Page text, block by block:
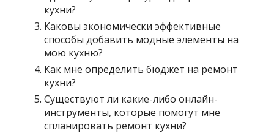
кухни?
Каковы экономически эффективные
способы добавить модные элементы на
мою кухню?
Как мне определить бюджет на ремонт
кухни?
Существуют ли какие-либо онлайн-
инструменты, которые помогут мне
спланировать ремонт кухни?